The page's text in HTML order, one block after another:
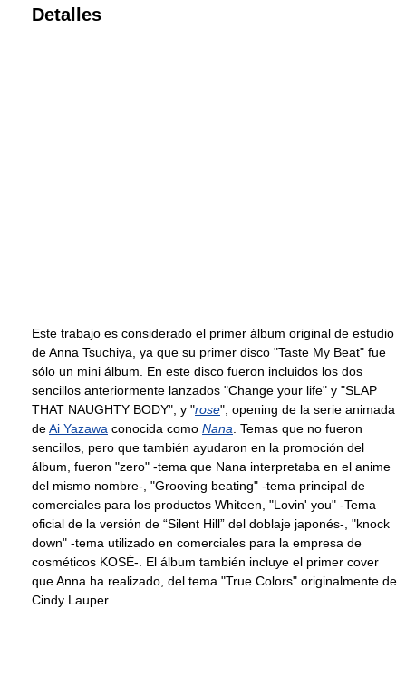
Detalles
Este trabajo es considerado el primer álbum original de estudio
de Anna Tsuchiya, ya que su primer disco "Taste My Beat" fue
sólo un mini álbum. En este disco fueron incluidos los dos
sencillos anteriormente lanzados "Change your life" y "SLAP
THAT NAUGHTY BODY", y "rose", opening de la serie animada
deAi Yazawa conocida como Nana . Temas que no fueron
sencillos, pero que también ayudaron en la promoción del
álbum, fueron "zero" -tema que Nana interpretaba en el anime
del mismo nombre-, "Grooving beating" -tema principal de
comerciales para los productos Whiteen, "Lovin' you" -Tema
oficial de la versión de “Silent Hill” del doblaje japonés-, "knock
down" -tema utilizado en comerciales para la empresa de
cosméticos KOSÉ-. El álbum también incluye el primer cover
que Anna ha realizado, del tema "True Colors" originalmente de
Cindy Lauper.